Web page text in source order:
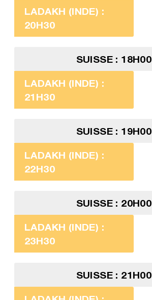
LADAKH (INDE) :
20H30
SUISSE : 18H00
LADAKH (INDE) :
21H30
SUISSE : 19H00
LADAKH (INDE) :
22H30
SUISSE : 20H00
LADAKH (INDE) :
23H30
SUISSE : 21H00